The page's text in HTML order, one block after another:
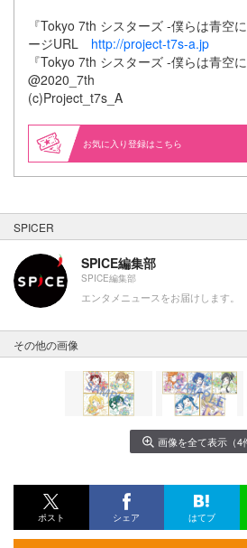
『Tokyo 7th シスターズ -僕らは⻘空
ージURL http://project-t7s-a.jp
『Tokyo 7th シスターズ -僕らは⻘空
@2020_7th
(c)Project_t7s_A
お気に入り登録はこちら
SPICER
SPICE編集部
SPICE編集部
エンタメニュースをお届けします。
その他の画像
画像を全て表示（4
ポスト シェア はてブ